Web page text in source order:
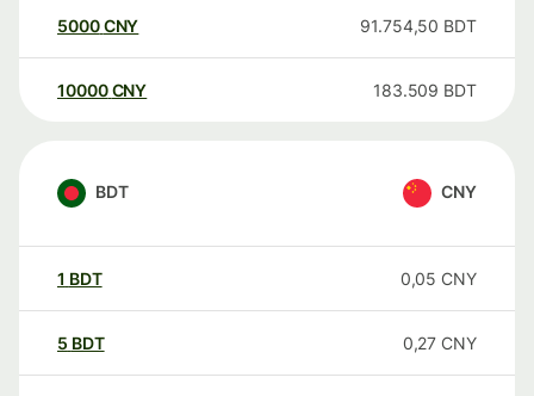
5000CNY 91.754,50 BDT
10000 CNY 183.509 BDT
BDT CNY
1 BDT 0,05 CNY
5 BDT 0,27 CNY